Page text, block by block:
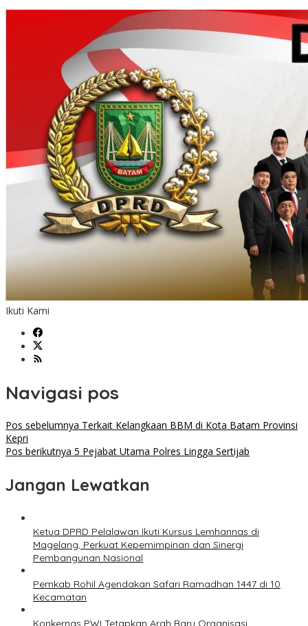
Ikuti Kami
Navigasi pos
Pos sebelumnya Terkait Kelangkaan BBM di Kota Batam Provinsi
Kepri
Pos berikutnya 5 Pejabat Utama Polres Lingga Sertijab
Jangan Lewatkan
Ketua DPRD Pelalawan Ikuti Kursus Lemhannas di
Magelang, Perkuat Kepemimpinan dan Sinergi
Pembangunan Nasional
Pemkab Rohil Agendakan Safari Ramadhan 1447 di 10
Kecamatan
Konkernas PWI Tetapkan Arah Baru Organisasi